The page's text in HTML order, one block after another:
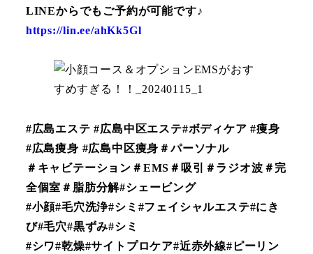
LINEからでもご予約が可能です♪
https://lin.ee/ahKk5Gl
#広島エステ #広島中区エステ#ボディケア #痩身
#広島痩身 #広島中区痩身＃パーソナル
＃キャビテーション＃EMS＃吸引＃ラジオ波＃完
全個室＃脂肪分解#シェービング
#小顔#毛穴洗浄#シミ#フェイシャルエステ#にき
び#毛穴#黒ずみ#シミ
#シワ#乾燥#サイトプロケア#近赤外線#ピーリン